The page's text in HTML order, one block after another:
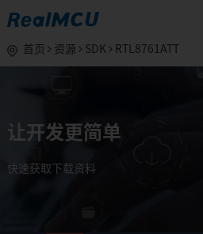
首页 资源 SDK RTL8761ATT
让开发更简单
快速获取下载资料